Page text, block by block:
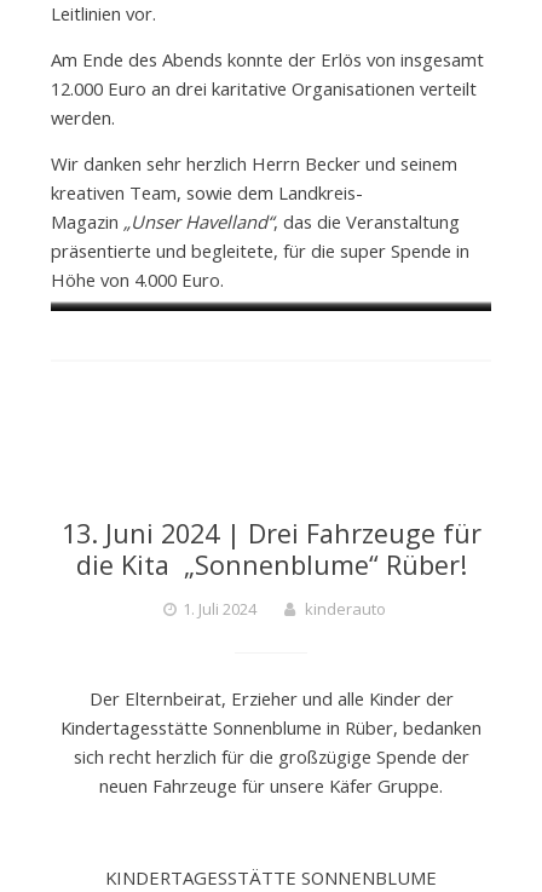
Leitlinien vor.
Am Ende des Abends konnte der Erlös von insgesamt
12.000 Euro an drei karitative Organisationen verteilt
werden.
Wir danken sehr herzlich Herrn Becker und seinem
kreativen Team, sowie dem Landkreis-
Magazin „Unser Havelland“, das die Veranstaltung
präsentierte und begleitete, für die super Spende in
Höhe von 4.000 Euro.
13. Juni 2024 | Drei Fahrzeuge für
die Kita „Sonnenblume“ Rüber!
1. Juli 2024 kinderauto
Der Elternbeirat, Erzieher und alle Kinder der
Kindertagesstätte Sonnenblume in Rüber, bedanken
sich recht herzlich für die großzügige Spende der
neuen Fahrzeuge für unsere Käfer Gruppe.
KINDERTAGESSTÄTTE SONNENBLUME